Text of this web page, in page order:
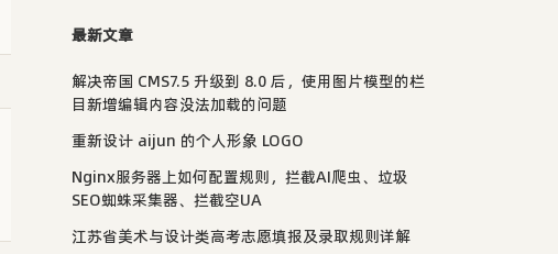
最新文章
解决帝国 CMS7.5 升级到 8.0 后，使用图片模型的栏
目新增编辑内容没法加载的问题
重新设计 aijun 的个人形象 LOGO
Nginx服务器上如何配置规则，拦截AI爬虫、垃圾
SEO蜘蛛采集器、拦截空UA
江苏省美术与设计类高考志愿填报及录取规则详解